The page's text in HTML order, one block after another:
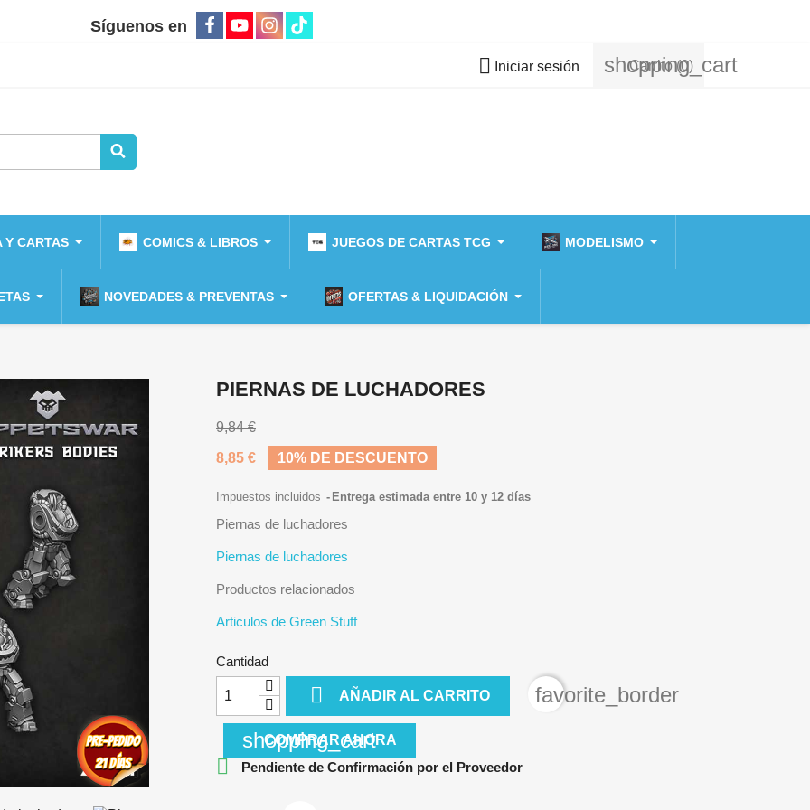
Síguenos en
 Iniciar sesión shopping_cart
Carrito (0)
Y CARTAS COMICS & LIBROS JUEGOS DE CARTAS TCG MODELISMO
NOVEDADES & PREVENTAS OFERTAS & LIQUIDACIÓN

PIERNAS DE LUCHADORES
9,84 €
8,85 €
10% DE DESCUENTO
Impuestos incluidos Entrega estimada entre 10 y 12 días
Piernas de luchadores
Piernas de luchadores
Productos relacionados
Articulos de Green Stuff
Cantidad
 AÑADIR AL CARRITO
favorite_border
shopping_cart
COMPRAR AHORA
 Pendiente de Confirmación por el Proveedor